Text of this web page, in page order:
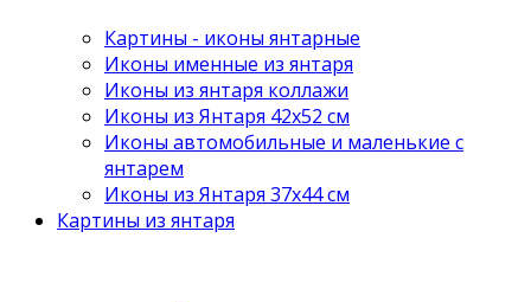
Картины - иконы янтарные
Иконы именные из янтаря
Иконы из янтаря коллажи
Иконы из Янтаря 42х52 см
Иконы автомобильные и маленькие с
янтарем
Иконы из Янтаря 37х44 см
Картины из янтаря